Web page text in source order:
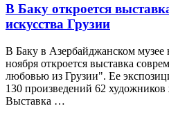
В Баку откроется
искусства Грузии
В Баку в Азербайджанском музее
ноября откроется выставка
любовью из Грузии". Ее
130 произведений 62
Выставка …